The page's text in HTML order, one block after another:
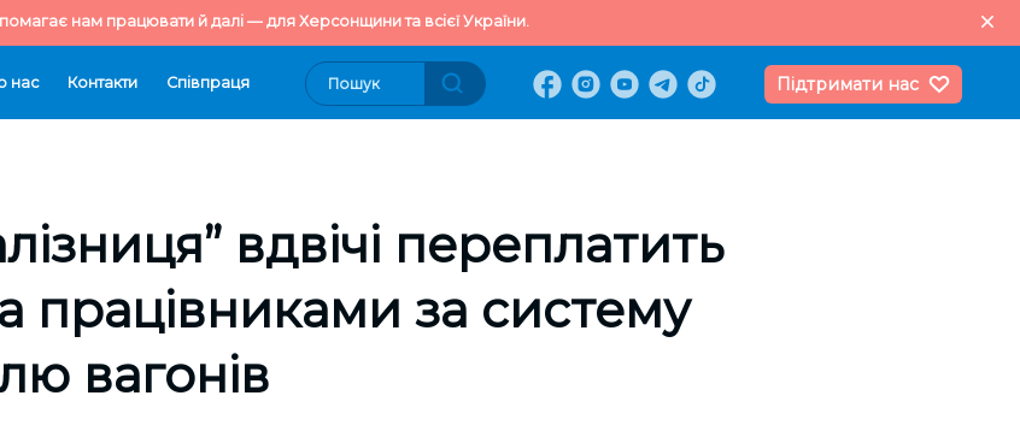
нам працювати й далі — для Херсонщини та всієї України.
нас Контакти Cпівпраця Підтримати нас
вдвічі переплатить
працівниками за систему
вагонів